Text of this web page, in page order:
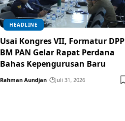
HEADLINE
Usai Kongres VII, Formatur DPP
BM PAN Gelar Rapat Perdana
Bahas Kepengurusan Baru
Rahman Aundjan Juli 31, 2026